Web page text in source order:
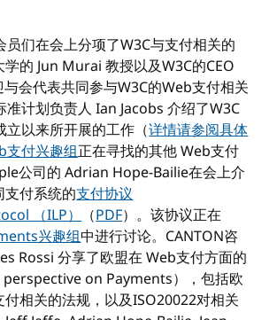
员们在会上分项了W3C与支付相关的
的 Jun Murai 教授以及W3C的CEO
会代表共同参与W3C的Web支付相关
计划负责人 Ian Jacobs 介绍了W3C
立以来所开展的工作（详情请参阅具体
支付兴趣组正在寻找的其他 Web支付
公司的 Adrian Hope-Bailie在会上介
支付系统的支付协议
（ILP）（PDF）。该协议正在
兴趣组中进行讨论。CANTON咨
Rossi 分享了欧盟在 Web支付方面的
on Payments），包括欧
相关的法规，以及ISO20022对相关